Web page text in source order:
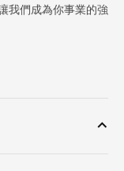
我們成為你事業的強